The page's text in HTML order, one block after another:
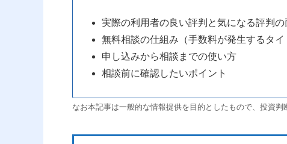
実際の利用者の良い評判と気になる評判の
無料相談の仕組み（手数料が発生するタイ
申し込みから相談までの使い方
相談前に確認したいポイント
なお本記事は一般的な情報提供を目的としたもので、投資判